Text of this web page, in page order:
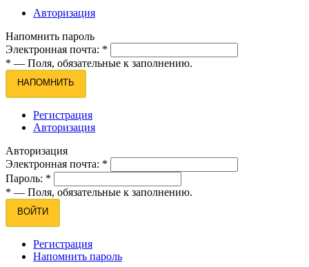
Авторизация
Напомнить пароль
Электронная почта: *
* — Поля, обязательные к заполнению.
НАПОМНИТЬ
Регистрация
Авторизация
Авторизация
Электронная почта: *
Пароль: *
* — Поля, обязательные к заполнению.
ВОЙТИ
Регистрация
Напомнить пароль